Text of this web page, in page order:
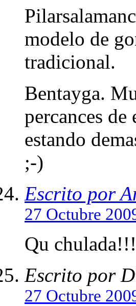
modelo de
tradicional.
Bentayga.
percances de
estando
;-)
Escrito por
27 Octubre
Qu chulada!!!
Escrito por
27 Octubre